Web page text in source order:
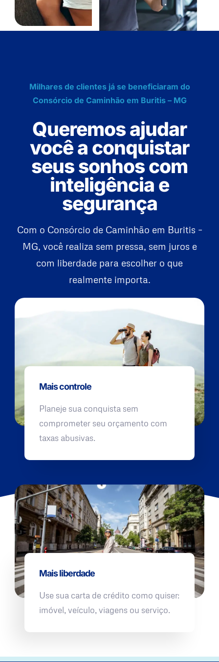
Milhares de clientes já se beneficiaram do
Consórcio de Caminhão em Buritis – MG
Queremos ajudar
você a conquistar
seus sonhos com
inteligência e
segurança
Com o Consórcio de Caminhão em Buritis –
MG, você realiza sem pressa, sem juros e
com liberdade para escolher o que
realmente importa.
Mais controle
Planeje sua conquista sem
comprometer seu orçamento com
taxas abusivas.
Mais liberdade
Use sua carta de crédito como quiser:
imóvel, veículo, viagens ou serviço.